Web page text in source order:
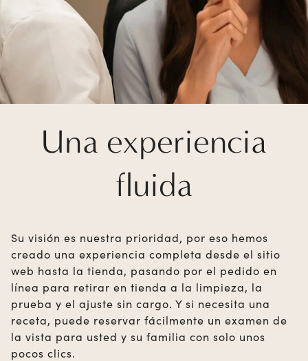
Una experiencia
fluida
Su visión es nuestra prioridad, por eso hemos
creado una experiencia completa desde el sitio
web hasta la tienda, pasando por el pedido en
línea para retirar en tienda a la limpieza, la
prueba y el ajuste sin cargo. Y si necesita una
receta, puede reservar fácilmente un examen de
la vista para usted y su familia con solo unos
pocos clics.